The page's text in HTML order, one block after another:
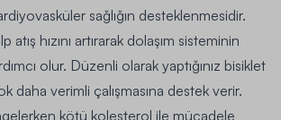
sağlığın desteklenmesidir.
atış hızını artırarak dolaşım sisteminin
olur. Düzenli olarak yaptığınız bisiklet
daha verimli çalışmasına destek verir.
kötü kolesterol ile mücadele